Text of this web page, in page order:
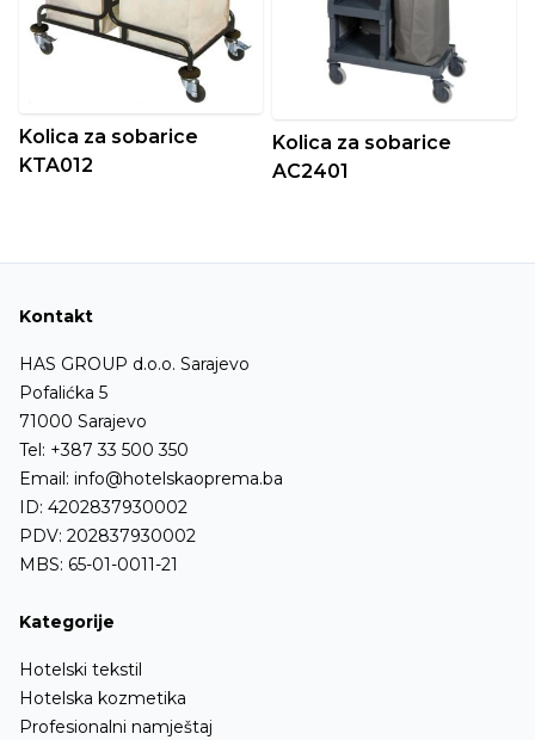
Kolica za sobarice
KTA012
Kolica za sobarice
AC2401
Kontakt
HAS GROUP d.o.o. Sarajevo
Pofalićka 5
71000 Sarajevo
Tel: +387 33 500 350
Email: info@hotelskaoprema.ba
ID: 4202837930002
PDV: 202837930002
MBS: 65-01-0011-21
Kategorije
Hotelski tekstil
Hotelska kozmetika
Profesionalni namještaj